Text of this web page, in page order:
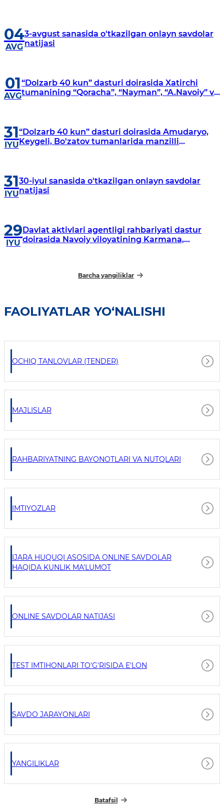
04
AVG
3-avgust sanasida o'tkazilgan onlayn savdolar
natijasi
01
AVG
“Dolzarb 40 kun” dasturi doirasida Xatirchi
tumanining “Qoracha”, “Nayman”, “A.Navoiy” va
31
IYU
“Dolzarb 40 kun” dasturi doirasida Amudaryo,
Keygeli, Bo'zatov tumanlarida manzilli
31
IYU
30-iyul sanasida o'tkazilgan onlayn savdolar
natijasi
29
IYU
Davlat aktivlari agentligi rahbariyati dastur
doirasida Navoiy viloyatining Karmana,
Barcha yangiliklar
FAOLIYATLAR YO‘NALISHI
OCHIQ TANLOVLAR (TENDER)
MAJLISLAR
RAHBARIYATNING BAYONOTLARI VA NUTQLARI
IMTIYOZLAR
IJARA HUQUQI ASOSIDA ONLINE SAVDOLAR
HAQIDA KUNLIK MA'LUMOT
ONLINE SAVDOLAR NATIJASI
TEST IMTIHONLARI TO'G'RISIDA E'LON
SAVDO JARAYONLARI
YANGILIKLAR
Batafsil